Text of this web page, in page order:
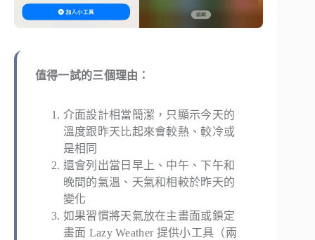
值得一試的三個理由：
介面設計相當簡潔，只顯示今天的
溫度跟昨天比起來會較熱、較冷或
是相同
還會列出當日早上、中午、下午和
晚間的氣溫、天氣和相較於昨天的
變化
如果習慣將天氣放在主畫面或鎖定
畫面 Lazy Weather 提供小工具（兩